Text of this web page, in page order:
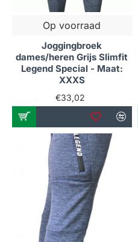
Op voorraad
Joggingbroek
dames/heren Grijs Slimfit
Legend Special - Maat:
XXXS
€33,02